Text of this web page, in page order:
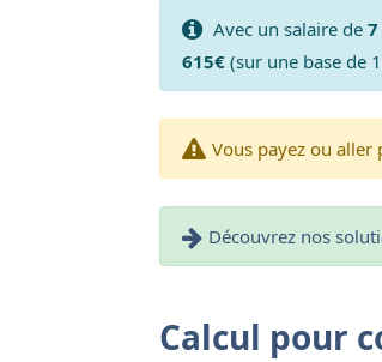
Avec un salaire de
615€(sur une base de
Vous payez ou
Découvrez nos
Calcul pour